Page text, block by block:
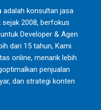
adalah konsultan jasa
2008, berfokus
Developer & Agen
dari 15 tahun, Kami
online, menarik lebih
penjualan
dan strategi konten